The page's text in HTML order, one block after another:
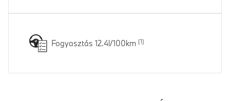
Fogyasztás 12.4l/100km